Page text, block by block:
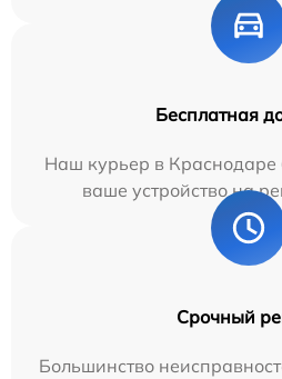
Бесплатная
Наш курьер в Краснодаре
ваше устройство на
Срочный
Большинство